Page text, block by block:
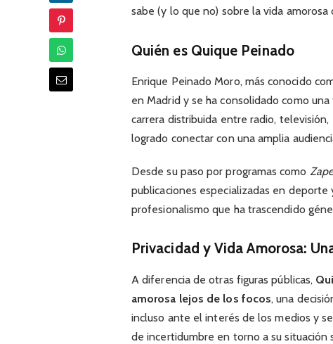
sabe (y lo que no) sobre la vida amorosa
Quién es Quique Peinado
Enrique Peinado Moro, más conocido
en Madrid y se ha consolidado como una
carrera distribuida entre radio,
logrado conectar con una amplia
Desde su paso por programas como
publicaciones especializadas en
profesionalismo que ha trascendido
Privacidad y Vida Amorosa:
A diferencia de otras figuras públicas,
amorosa lejos de los focos, una
incluso ante el interés de los medios y
de incertidumbre en torno a su